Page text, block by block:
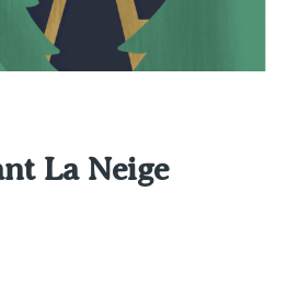
La Neige